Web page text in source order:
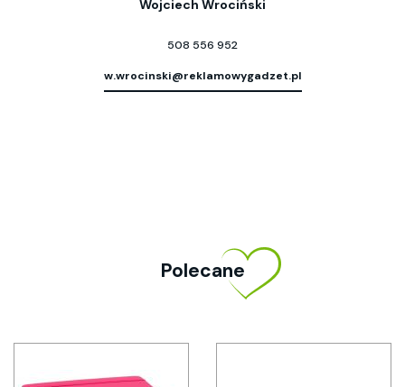
Wojciech Wrociński
508 556 952
w.wrocinski@reklamowygadzet.pl
Polecane